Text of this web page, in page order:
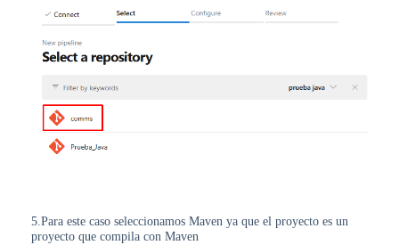
5.Para este caso seleccionamos Maven ya que el proyecto es un
proyecto que compila con Maven